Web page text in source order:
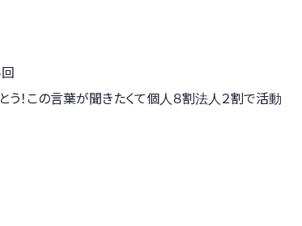
回
う！この言葉が聞きたくて個人８割法人２割で活動